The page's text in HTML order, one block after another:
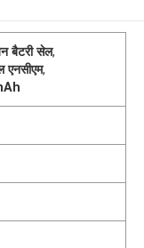
बैटरी सेल,
एनसीएम,